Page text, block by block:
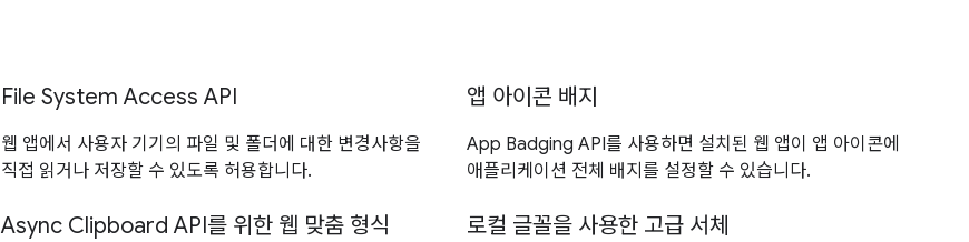
File System Access API
웹 앱에서 사용자 기기의 파일 및 폴더에 대한 변경사항을
직접 읽거나 저장할 수 있도록 허용합니다.
앱 아이콘 배지
App Badging API를 사용하면 설치된 웹 앱이 앱 아이콘에
애플리케이션 전체 배지를 설정할 수 있습니다.
Async Clipboard API를 위한 웹 맞춤 형식 로컬 글꼴을 사용한 고급 서체